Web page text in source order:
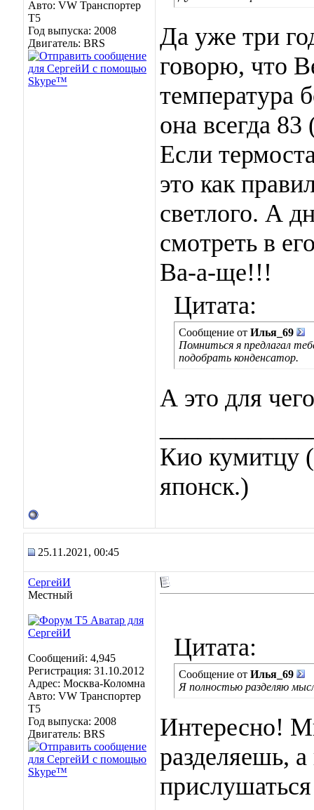
Авто: VW Транспортер
Т5
Год выпуска: 2008
Двигатель: BRS
Да уже три
говорю, что
температура
она всегда
Если
это как
светлого. А
смотреть в
Ва-а-ще!!!
Цитата:
Сообщение от Илья_69
Помниться я предлагал
подобрать конденсатор.
А это для
Кио кумитцу
японск.)
25.11.2021, 00:45
СергейИ
Местный
Сообщений: 4,945
Регистрация: 31.10.2012
Адрес: Москва-Коломна
Авто: VW Транспортер
Т5
Год выпуска: 2008
Двигатель: BRS
Цитата:
Сообщение от Илья_69
Я полностью разделяю
Интересно!
разделяешь,